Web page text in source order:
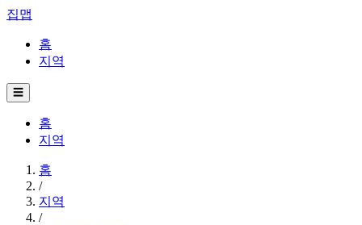
집맵
홈
지역
☰
홈
지역
홈
/
지역
/